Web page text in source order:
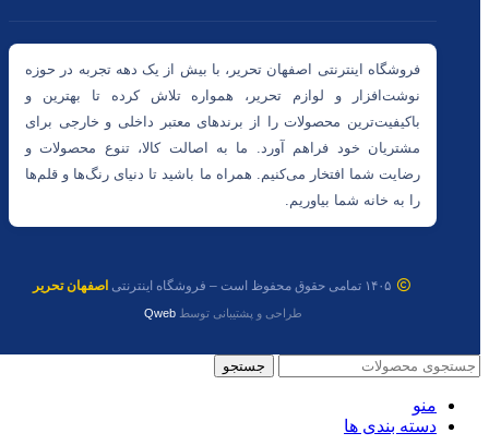
فروشگاه اینترنتی اصفهان تحریر، با بیش از یک دهه تجربه در حوزه
نوشت‌افزار و لوازم تحریر، همواره تلاش کرده تا بهترین و
باکیفیت‌ترین محصولات را از برندهای معتبر داخلی و خارجی برای
مشتریان خود فراهم آورد. ما به اصالت کالا، تنوع محصولات و
رضایت شما افتخار می‌کنیم. همراه ما باشید تا دنیای رنگ‌ها و قلم‌ها
را به خانه شما بیاوریم.
۱۴۰۵ تمامی حقوق محفوظ است – فروشگاه اینترنتی اصفهان تحریر
طراحی و پشتیبانی توسطQweb
جستجو
منو
دسته بندی ها